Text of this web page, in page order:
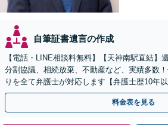
自筆証書遺言の作成
【電話・LINE相談料無料】【天神南駅直結】
分割協議、相続放棄、不動産など、実績多数
りを全て弁護士が対応します【弁護士歴10年以
料金表を見る